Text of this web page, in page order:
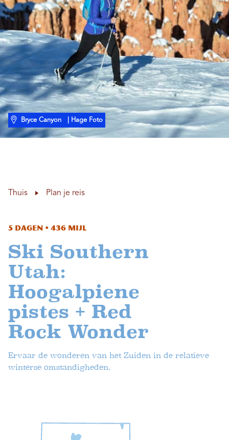
Bryce Canyon | Hage Foto
Thuis Plan je reis
5 dagen • 436 mijl
Ski Southern
Utah:
Hoogalpiene
pistes + Red
Rock Wonder
Ervaar de wonderen van het Zuiden in de relatieve
winterse omstandigheden.